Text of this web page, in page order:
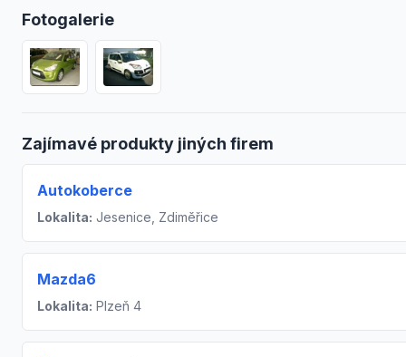
Fotogalerie
Zajímavé produkty jiných firem
Autokoberce
Lokalita: Jesenice, Zdiměřice
Mazda6
Lokalita: Plzeň 4